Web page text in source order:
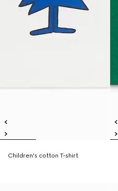
Children's cotton T-shirt